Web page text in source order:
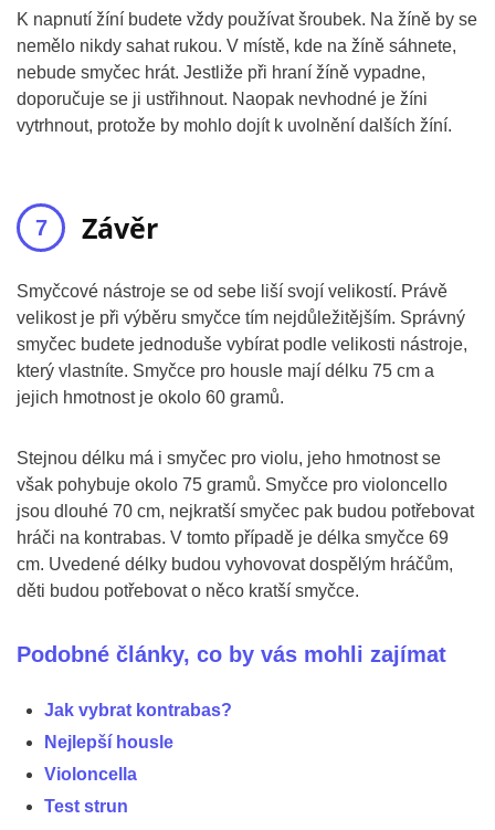
K napnutí žíní budete vždy používat šroubek. Na žíně by se
nemělo nikdy sahat rukou. V místě, kde na žíně sáhnete,
nebude smyčec hrát. Jestliže při hraní žíně vypadne,
doporučuje se ji ustřihnout. Naopak nevhodné je žíni
vytrhnout, protože by mohlo dojít k uvolnění dalších žíní.
Závěr
Smyčcové nástroje se od sebe liší svojí velikostí. Právě
velikost je při výběru smyčce tím nejdůležitějším. Správný
smyčec budete jednoduše vybírat podle velikosti nástroje,
který vlastníte. Smyčce pro housle mají délku 75 cm a
jejich hmotnost je okolo 60 gramů.
Stejnou délku má i smyčec pro violu, jeho hmotnost se
však pohybuje okolo 75 gramů. Smyčce pro violoncello
jsou dlouhé 70 cm, nejkratší smyčec pak budou potřebovat
hráči na kontrabas. V tomto případě je délka smyčce 69
cm. Uvedené délky budou vyhovovat dospělým hráčům,
děti budou potřebovat o něco kratší smyčce.
Podobné články, co by vás mohli zajímat
Jak vybrat kontrabas?
Nejlepší housle
Violoncella
Test strun